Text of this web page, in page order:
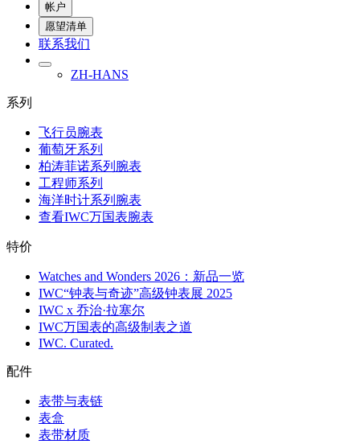
帐户
愿望清单
联系我们
ZH-HANS
系列
飞行员腕表
葡萄牙系列
柏涛菲诺系列腕表
工程师系列
海洋时计系列腕表
查看IWC万国表腕表
特价
Watches and Wonders 2026：新品一览
IWC“钟表与奇迹”高级钟表展 2025
IWC x 乔治·拉塞尔
IWC万国表的高级制表之道
IWC. Curated.
配件
表带与表链
表盒
表带材质